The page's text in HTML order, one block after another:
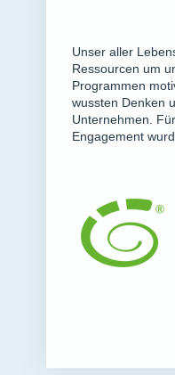
Unser aller
Ressourcen um
Programmen
wussten Denken
Unternehmen.
Engagement